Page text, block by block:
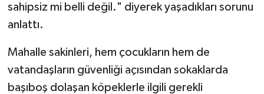
sahipsiz mi belli değil." diyerek yaşadıkları sorunu
anlattı.
Mahalle sakinleri, hem çocukların hem de
vatandaşların güvenliği açısından sokaklarda
başıboş dolaşan köpeklerle ilgili gerekli